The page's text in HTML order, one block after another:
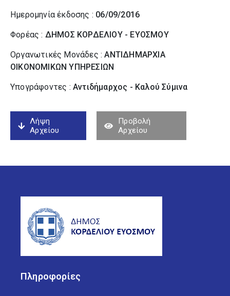
Ημερομηνία έκδοσης : 06/09/2016
Φορέας : ΔΗΜΟΣ ΚΟΡΔΕΛΙΟΥ - ΕΥΟΣΜΟΥ
Οργανωτικές Μονάδες :ΑΝΤΙΔΗΜΑΡΧΙΑ
ΟΙΚΟΝΟΜΙΚΩΝ ΥΠΗΡΕΣΙΩΝ
Υπογράφοντες : Αντιδήμαρχος - Καλού Σύµινα
Λήψη
Αρχείου
Προβολή
Αρχείου
Πληροφορίες